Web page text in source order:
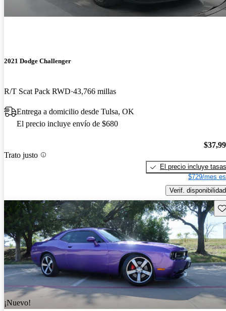
2021 Dodge Challenger
R/T Scat Pack RWD 43,766 millas
Entrega a domicilio desde Tulsa, OK
El precio incluye envío de $680
Trato justo
El precio incluye tasas
$729/mes
Verif. disponibilidad
¡Nuevo!